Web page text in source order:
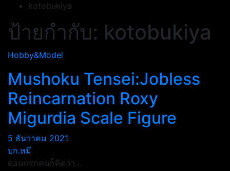
kotobukiya
ป้ายกำกับ: kotobukiya
Hobby&Model
Mushoku Tensei:Jobless
Reincarnation Roxy
Migurdia Scale Figure
5 ธันวาคม 2021
บก.หมี
ตอนแรกคนก็คิดว่า…